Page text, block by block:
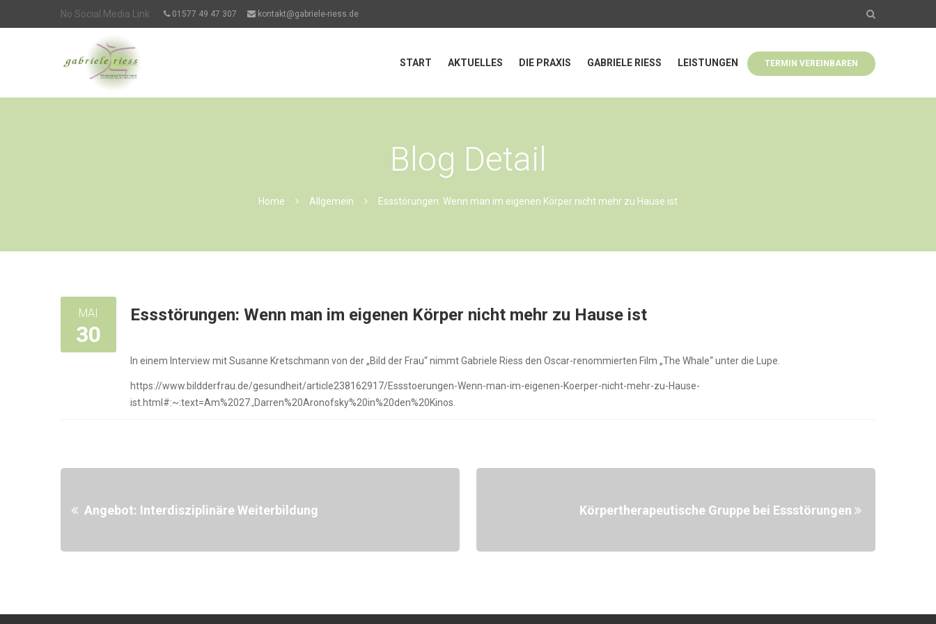
No Social Media Link 01577 49 47 307 kontakt@gabriele-riess.de
START AKTUELLES DIE PRAXIS GABRIELE RIESS LEISTUNGEN TERMIN VEREINBAREN
Blog Detail
Home Allgemein Essstörungen: Wenn man im eigenen Körper nicht mehr zu Hause ist
MAI
30
Essstörungen: Wenn man im eigenen Körper nicht mehr zu Hause ist
In einem Interview mit Susanne Kretschmann von der „Bild der Frau“ nimmt Gabriele Riess den Oscar-renommierten Film „The Whale“ unter die Lupe.
https://www.bildderfrau.de/gesundheit/article238162917/Essstoerungen-Wenn-man-im-eigenen-Koerper-nicht-mehr-zu-Hause-
ist.html#:~:text=Am%2027.,Darren%20Aronofsky%20in%20den%20Kinos.
Angebot: Interdisziplinäre Weiterbildung Körpertherapeutische Gruppe bei Essstörungen